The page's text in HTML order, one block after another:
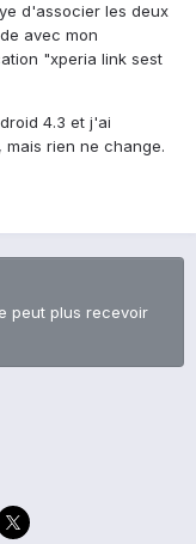
d'associer les deux
avec mon
"xperia link sest
4.3 et j'ai
rien ne change.
peut plus recevoir